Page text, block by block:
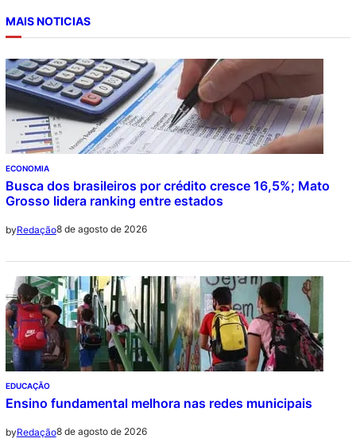
MAIS NOTICIAS
ECONOMIA
Busca dos brasileiros por crédito cresce 16,5%; Mato
Grosso lidera ranking entre estados
byRedação8 de agosto de 2026
EDUCAÇÃO
Ensino fundamental melhora nas redes municipais
byRedação8 de agosto de 2026